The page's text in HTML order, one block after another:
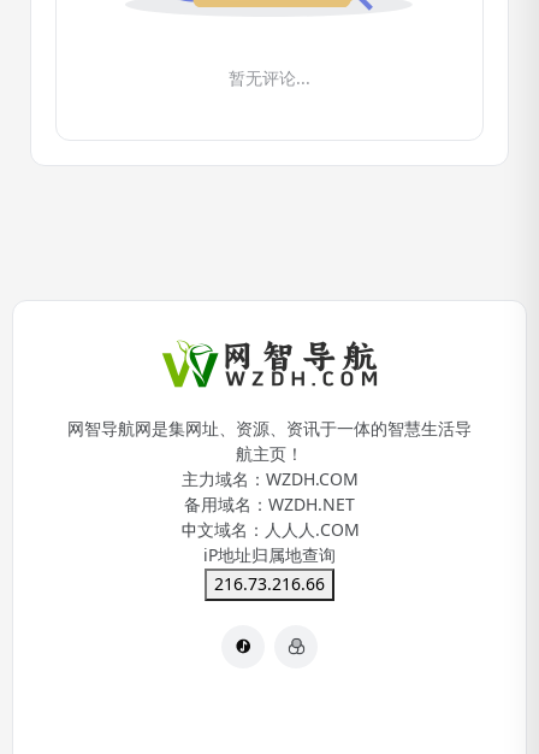
暂无评论...
网智导航网是集网址、资源、资讯于一体的智慧生活导
航主页！
主力域名： WZDH.COM
备用域名： WZDH.NET
中文域名： 人人人.COM
iP地址归属地查询
216.73.216.66